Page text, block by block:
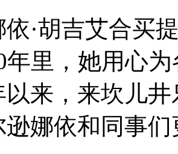
·胡吉艾合买
年里，她用心
来，来坎儿
逊娜依和同事